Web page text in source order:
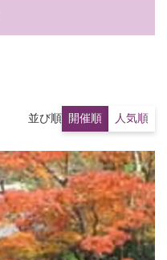
並び順 開催順 人気順